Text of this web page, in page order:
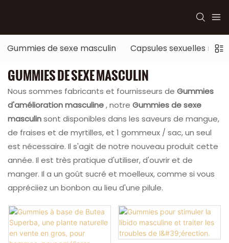
Gummies de sexe masculin Capsules sexuelles
GUMMIES DE SEXE MASCULIN
Nous sommes fabricants et fournisseurs de Gummies
d'amélioration masculine, notre Gummies de sexe
masculinsont disponibles dans les saveurs de mangue,
de fraises et de myrtilles, et 1 gommeux / sac, un seul
est nécessaire. Il s'agit de notre nouveau produit cette
année. Il est très pratique d'utiliser, d'ouvrir et de
manger. Il a un goût sucré et moelleux, comme si vous
appréciiez un bonbon au lieu d'une pilule.